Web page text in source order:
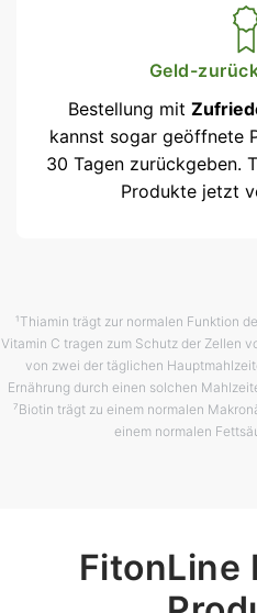
Geld-
Bestellung mit
kannst sogar geöffnete
30 Tagen zurückgeben.
Produkte jetzt
¹Thiamin trägt zur normalen Funktion
Vitamin C tragen zum Schutz der Zellen
von zwei der täglichen
Ernährung durch einen solchen
⁷Biotin trägt zu einem normalen
einem normalen
FitonLine